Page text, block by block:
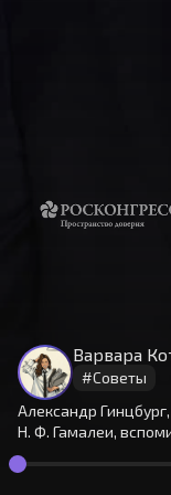
Варвара
#Советы
Александр
Н. Ф. Гамалеи,
который запросто
станет, – хотя
Продолжая
вы